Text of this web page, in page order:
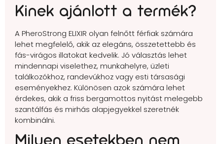
Kinek ajánlott a termék?
A PheroStrong ELIXIR olyan felnőtt férfiak számára
lehet megfelelő, akik az elegáns, összetettebb és
fás-virágos illatokat kedvelik. Jó választás lehet
mindennapi viselethez, munkahelyre, üzleti
találkozókhoz, randevúkhoz vagy esti társasági
eseményekhez. Különösen azok számára lehet
érdekes, akik a friss bergamottos nyitást melegebb
szantálfás és mirhás alapjegyekkel szeretnék
kombinálni.
Milyen esetekben nem